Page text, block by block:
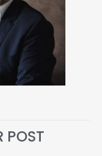
POST